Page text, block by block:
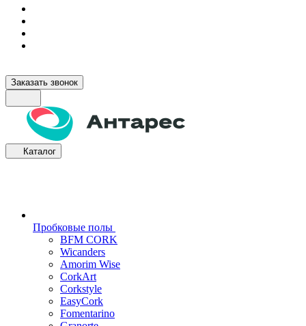
Заказать звонок
Каталог
Пробковые полы
BFM CORK
Wicanders
Amorim Wise
CorkArt
Corkstyle
EasyCork
Fomentarino